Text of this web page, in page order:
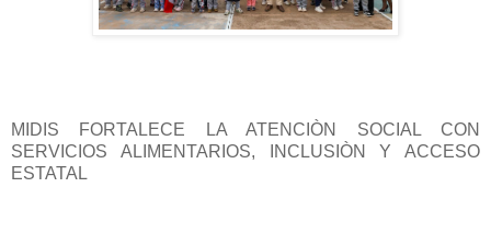
MIDIS FORTALECE LA ATENCIÒN SOCIAL CON
SERVICIOS ALIMENTARIOS, INCLUSIÒN Y ACCESO
ESTATAL